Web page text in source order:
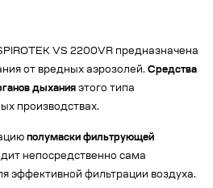
VS 2200VR предназначена
от вредных аэрозолей. Средства
дыхания этого типа
производствах.
полумаски фильтрующей
непосредственно сама
эффективной фильтрации воздуха.